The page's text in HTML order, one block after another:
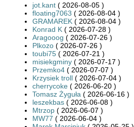
jot.kant ( 2026-08-05 )
floating7063 ( 2026-08-04 )
GRAMAREK ( 2026-08-04 )
Konrad K ( 2026-07-28 )
Aragooog ( 2026-07-26 )
Plkozo ( 2026-07-26 )
toubi75 ( 2026-07-21 )
misiekgminy ( 2026-07-17 )
Przemko4 ( 2026-07-07 )
Krzysiek troll ( 2026-07-04 )
cherrycoke ( 2026-06-20 )
Tomasz Żyguła ( 2026-06-16 )
leszekbas ( 2026-06-08 )
Mtrzop ( 2026-06-07 )
MW77 ( 2026-06-04 )